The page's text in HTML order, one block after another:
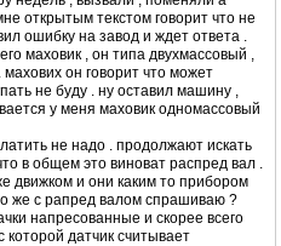
открытым текстом говорит что не
ошибку на завод и ждет ответа .
маховик , он типа двухмассовый ,
он говорит что может
не буду . ну оставил машину ,
у меня маховик одномассовый
не надо . продолжают искать
в общем это виноват распред вал .
движком и они каким то прибором
же с рапред валом спрашиваю ?
напресованные и скорее всего
которой датчик считывает